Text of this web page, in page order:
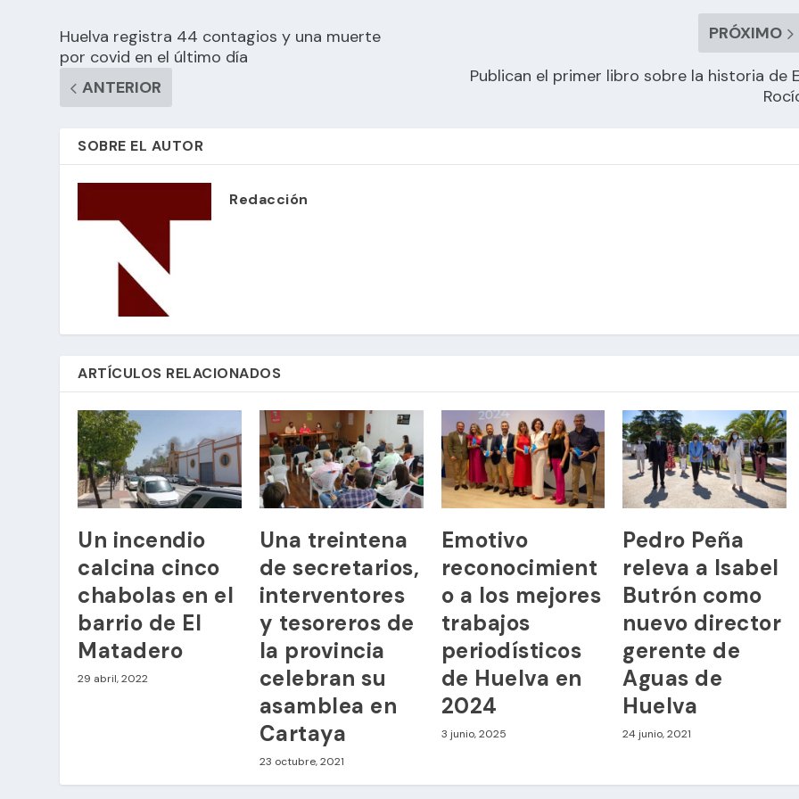
Huelva registra 44 contagios y una muerte
por covid en el último día
ANTERIOR
PRÓXIMO
Publican el primer libro sobre la historia de
SOBRE EL AUTOR
Redacción
ARTÍCULOS RELACIONADOS
Un incendio
calcina cinco
chabolas en el
barrio de El
Matadero
29 abril, 2022
Una treintena
de secretarios,
interventores
y tesoreros de
la provincia
celebran su
asamblea en
Cartaya
23 octubre, 2021
Emotivo
reconocimient
o a los mejores
trabajos
periodísticos
de Huelva en
2024
3 junio, 2025
Pedro Peña
releva a Isabel
Butrón como
nuevo director
gerente de
Aguas de
Huelva
24 junio, 2021